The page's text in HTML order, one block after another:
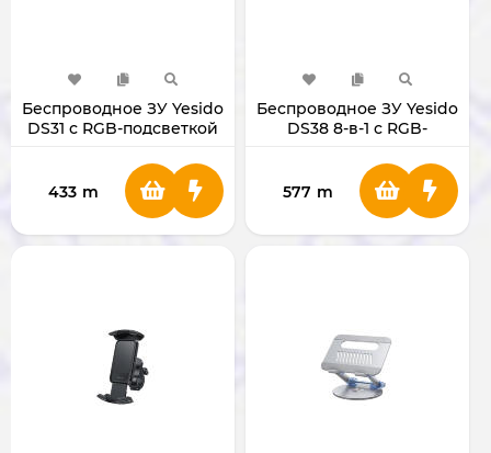
Беспроводное ЗУ Yesido
DS31 с RGB-подсветкой
433 m
Беспроводное ЗУ Yesido
DS38 8-в-1 с RGB-
PPS, QC)
577 m